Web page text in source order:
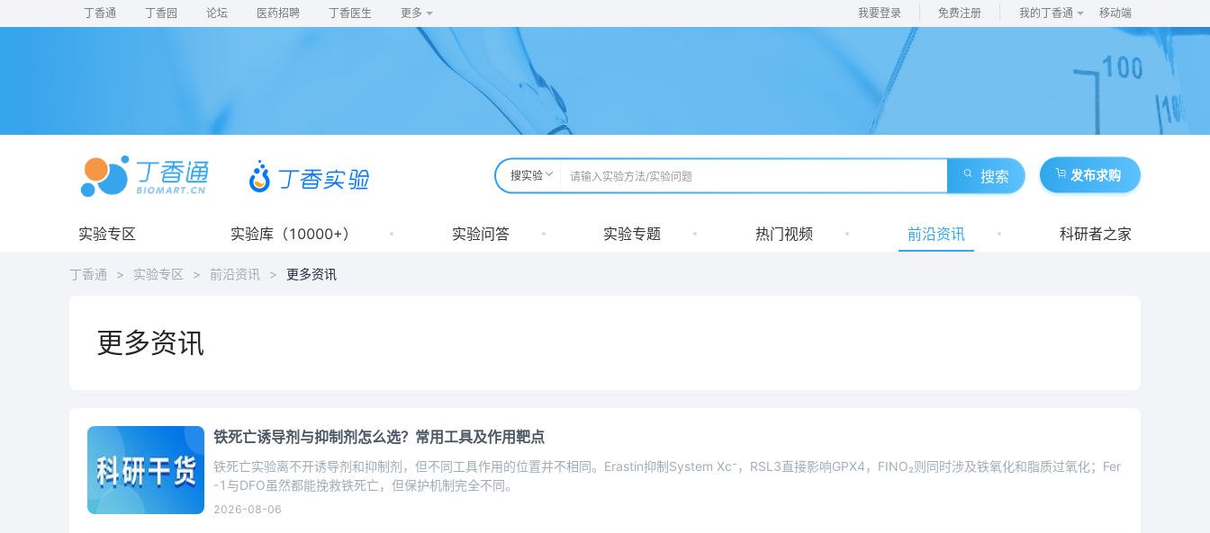
丁香通 丁香园 论坛 医药招聘 丁香医生 更多 我要登录 免费注册 我的丁香通 移动端
搜实验 搜索 发布求购
实验专区 实验库（10000+） 实验问答 实验专题 热门视频 前沿资讯 科研者之家
丁香通 > 实验专区 > 前沿资讯 > 更多资讯
更多资讯
铁死亡诱导剂与抑制剂怎么选？常用工具及作用靶点
铁死亡实验离不开诱导剂和抑制剂，但不同工具作用的位置并不相同。Erastin抑制System Xc⁻，RSL3直接影响GPX4，FINO₂则同时涉及铁氧化和脂质过氧化；Fer
-1与DFO虽然都能挽救铁死亡，但保护机制完全不同。
2026-08-06